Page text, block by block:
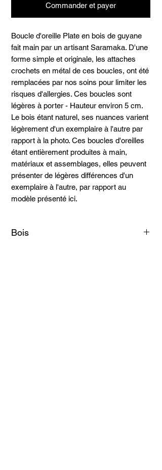
Commander et payer
Boucle d'oreille Plate en bois de guyane
fait main par un artisant Saramaka. D'une
forme simple et originale, les attaches
crochets en métal de ces boucles, ont été
remplacées par nos soins pour limiter les
risques d'allergies. Ces boucles sont
légères à porter - Hauteur environ 5 cm.
Le bois étant naturel, ses nuances varient
légèrement d'un exemplaire à l'autre par
rapport à la photo. Ces boucles d'oreilles
étant entièrement produites à main,
matériaux et assemblages, elles peuvent
présenter de légères différences d'un
exemplaire à l'autre, par rapport au
modèle présenté ici.
Bois